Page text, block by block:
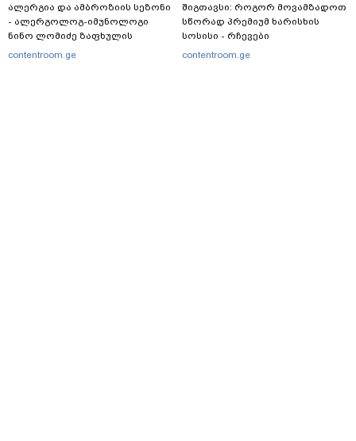
ალერგია და ამბროზიის სეზონი
- ალერგოლოგ-იმუნოლოგი
ნინო ლომიძე ზაფხულის
ალერგიებზე
contentroom.ge
შიგთავსი: როგორ მოვამზადოთ
სწორად პრემიუმ ხარისხის
სოსისი - რჩევები
„შეფმაისტერის“
contentroom.ge